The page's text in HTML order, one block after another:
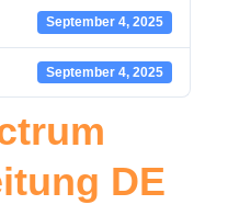
September 4, 2025
September 4, 2025
DE